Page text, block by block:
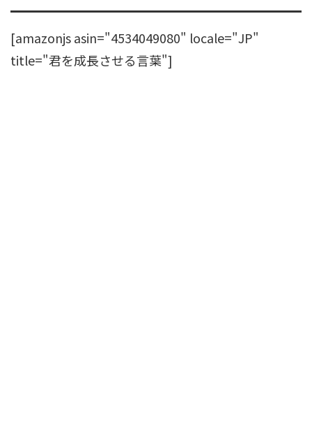
[amazonjs asin="4534049080" locale="JP"
title="君を成長させる言葉"]